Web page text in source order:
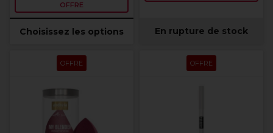
OFFRE
Choisissez les options En rupture de stock
OFFRE OFFRE